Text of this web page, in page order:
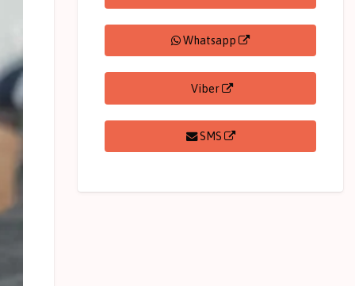
Whatsapp
Viber
SMS